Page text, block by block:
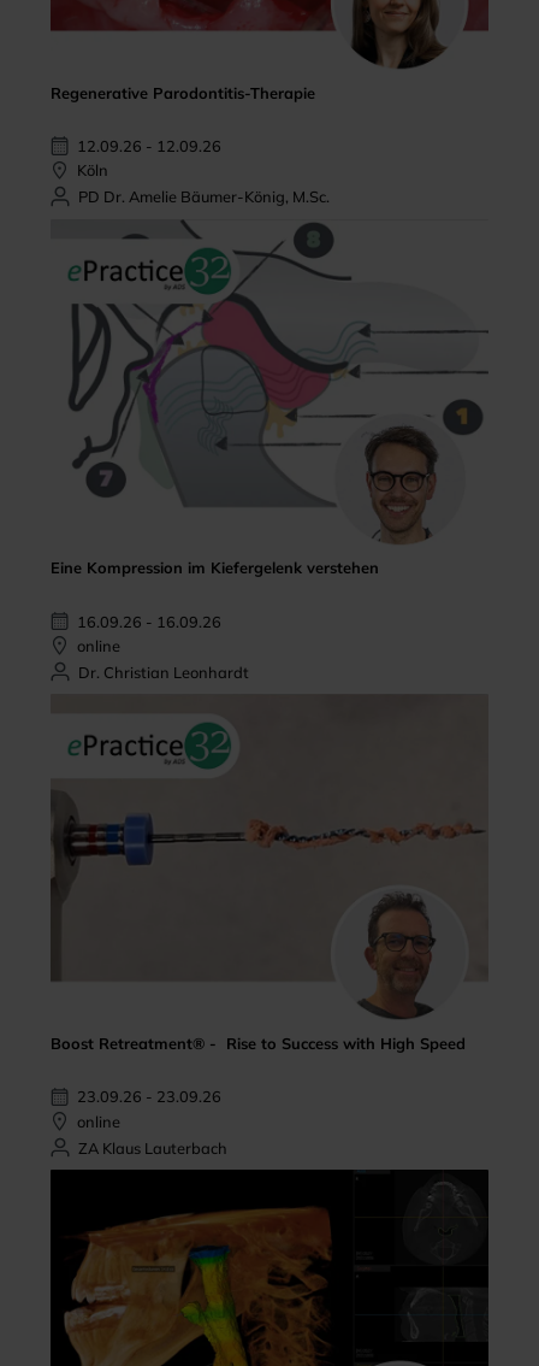
Regenerative Parodontitis-Therapie
12.09.26 - 12.09.26
Köln
PD Dr. Amelie Bäumer-König, M.Sc.
Eine Kompression im Kiefergelenk verstehen
16.09.26 - 16.09.26
online
Dr. Christian Leonhardt
Boost Retreatment® - Rise to Success with High Speed
23.09.26 - 23.09.26
online
ZA Klaus Lauterbach